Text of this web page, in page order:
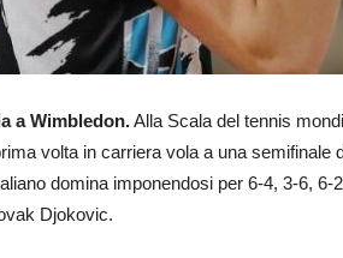
a Wimbledon.Alla Scala del tennis
volta in carriera vola a una semifinale
domina imponendosi per 6-4, 3-6,
Djokovic.